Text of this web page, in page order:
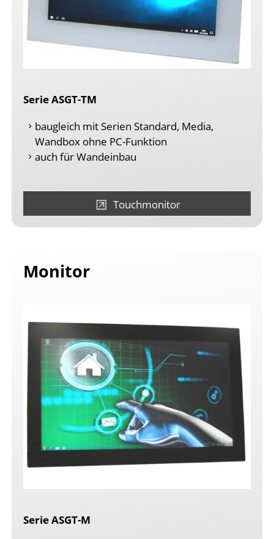
Serie ASGT-TM
baugleich mit Serien Standard, Media,
Wandbox ohne PC-Funktion
auch für Wandeinbau
Touchmonitor
Monitor
Serie ASGT-M